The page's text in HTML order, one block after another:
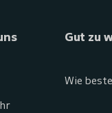
Gut zu
Wie